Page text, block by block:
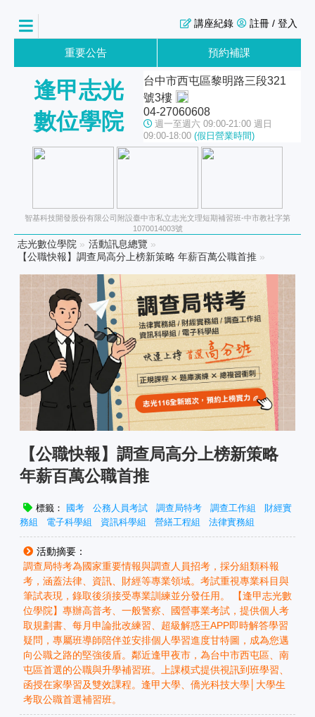
註冊 / 登入
講座紀錄
重要公告 預約補課
逢甲志光
數位學院
台中市西屯區黎明路三段321
號3樓
04-27060608
週一至週六 09:00-21:00 週日
09:00-18:00 (假日營業時間)
智基科技開發股份有限公司附設臺中市私立志光文理短期補習班-中市教社字第
1070014003號
志光數位學院 » 活動訊息總覽 »
【公職快報】調查局高分上榜新策略 年薪百萬公職首推 »
【公職快報】調查局高分上榜新策略
年薪百萬公職首推
標籤： 國考 公務人員考試 調查局特考 調查工作組
財經實
務組
電子科學組 資訊科學組 營繕工程組 法律實務組
活動摘要：
調查局特考為國家重要情報與調查人員招考，採分組類科報
考，涵蓋法律、資訊、財經等專業領域。考試重視專業科目與
筆試表現，錄取後須接受專業訓練並分發任用。 【逢甲志光數
位學院】專辦高普考、一般警察、國營事業考試，提供個人考
取規劃書、每月申論批改練習、超級解惑王APP即時解答學習
疑問，專屬班導師陪伴並安排個人學習進度甘特圖，成為您邁
向公職之路的堅強後盾。鄰近逢甲夜市，為台中市西屯區、南
屯區首選的公職與升學補習班。上課模式提供視訊到班學習、
函授在家學習及雙效課程。逢甲大學、僑光科技大學│大學生
考取公職首選補習班。